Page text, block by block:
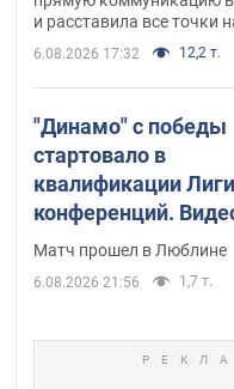
и расставила все точки
6.08.2026 17:32 12,2 т.
"Динамо" с победы
стартовало в
квалификации Лиги
конференций.
Матч прошел в Люблине
6.08.2026 21:56 1,7 т.